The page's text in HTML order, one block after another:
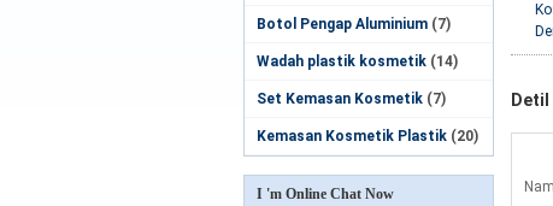
Botol Pengap Aluminium (7)
Wadah plastik kosmetik (14)
Set Kemasan Kosmetik (7)
Kemasan Kosmetik Plastik (20)
I 'm Online Chat Now